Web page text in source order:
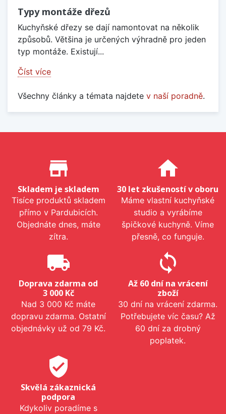
Typy montáže dřezů
Kuchyňské dřezy se dají namontovat na několik
způsobů. Většina je určených výhradně pro jeden
typ montáže. Existují...
Číst více
Všechny články a témata najdete v naší poradně.
Proč nakupovat u nás?
store_mall_directory
Skladem je skladem
Tisíce produktů skladem
přímo v Pardubicích.
Objednáte dnes, máte
zítra.
home
30 let zkušeností v oboru
Máme vlastní kuchyňské
studio a vyrábíme
špičkové kuchyně. Víme
přesně, co funguje.
local_shipping
Doprava zdarma od
3 000 Kč
Nad 3 000 Kč máte
dopravu zdarma. Ostatní
objednávky už od 79 Kč.
sync
Až 60 dní na vrácení
zboží
30 dní na vrácení zdarma.
Potřebujete víc času? Až
60 dní za drobný
poplatek.
verified_user
Skvělá zákaznická
podpora
Kdykoliv poradíme s